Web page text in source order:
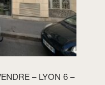
– LYON 6 –